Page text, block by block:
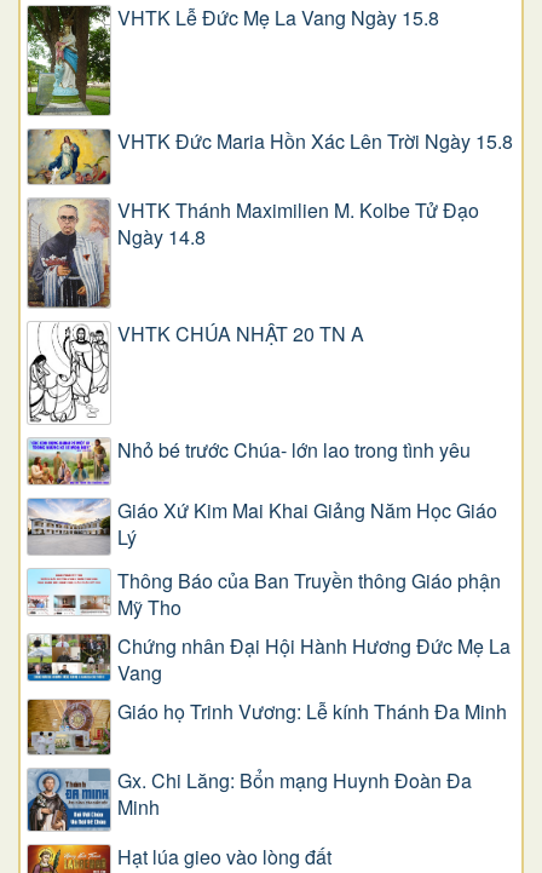
VHTK Lễ Đức Mẹ La Vang Ngày 15.8
VHTK Đức Maria Hồn Xác Lên Trời Ngày 15.8
VHTK Thánh Maximilien M. Kolbe Tử Đạo
Ngày 14.8
VHTK CHÚA NHẬT 20 TN A
Nhỏ bé trước Chúa- lớn lao trong tình yêu
Giáo Xứ Kim Mai Khai Giảng Năm Học Giáo
Lý
Thông Báo của Ban Truyền thông Giáo phận
Mỹ Tho
Chứng nhân Đại Hội Hành Hương Đức Mẹ La
Vang
Giáo họ Trinh Vương: Lễ kính Thánh Đa Minh
Gx. Chi Lăng: Bổn mạng Huynh Đoàn Đa
Minh
Hạt lúa gieo vào lòng đất